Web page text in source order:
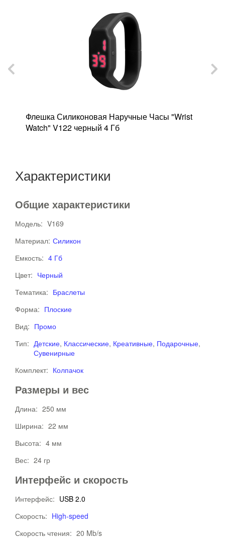
Флешка Силиконовая Наручные Часы "Wrist
Watch" V122 черный 4 Гб
Характеристики
Общие характеристики
Модель: V169
Материал: Силикон
Емкость: 4 Гб
Цвет: Черный
Тематика: Браслеты
Форма: Плоские
Вид: Промо
Тип: Детские, Классические, Креативные, Подарочные,
Сувенирные
Комплект: Колпачок
Размеры и вес
Длина: 250 мм
Ширина: 22 мм
Высота: 4 мм
Вес: 24 гр
Интерфейс и скорость
Интерфейс: USB 2.0
Скорость: High-speed
Скорость чтения: 20 Mb/s